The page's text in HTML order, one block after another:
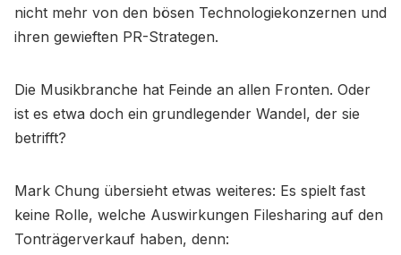
nicht mehr von den bösen Technologiekonzernen und
ihren gewieften PR-Strategen.
Die Musikbranche hat Feinde an allen Fronten. Oder
ist es etwa doch ein grundlegender Wandel, der sie
betrifft?
Mark Chung übersieht etwas weiteres: Es spielt fast
keine Rolle, welche Auswirkungen Filesharing auf den
Tonträgerverkauf haben, denn: